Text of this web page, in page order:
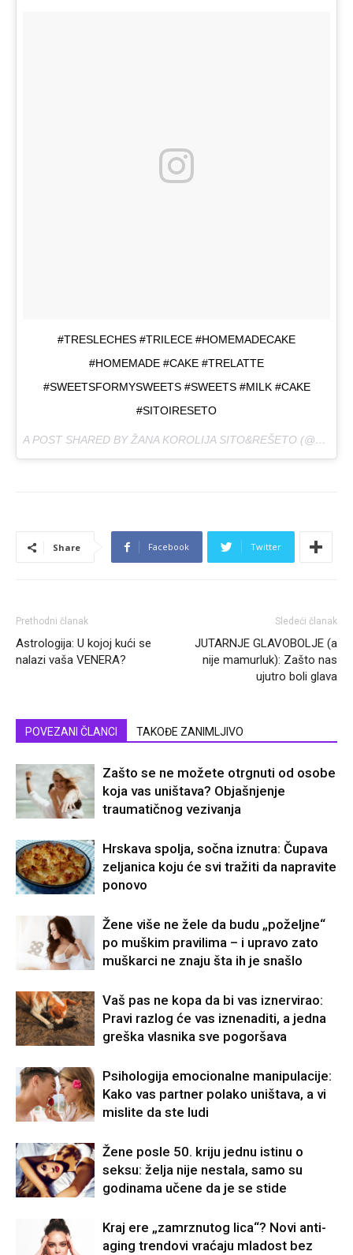
#TRESLECHES #TRILECE #HOMEMADECAKE
#HOMEMADE #CAKE #TRELATTE
#SWEETSFORMYSWEETS #SWEETS #MILK #CAKE
#SITOIRESETO
A POST SHARED BY ŽANA KOROLIJA SITO&REŠETO (@SITOIRESETO) ON
Share Facebook Twitter
Prethodni članak
Astrologija: U kojoj kući se
nalazi vaša VENERA?
Sledeći članak
JUTARNJE GLAVOBOLJE (a
nije mamurluk): Zašto nas
ujutro boli glava
POVEZANI ČLANCI TAKOĐE ZANIMLJIVO
Zašto se ne možete otrgnuti od osobe
koja vas uništava? Objašnjenje
traumatičnog vezivanja
Hrskava spolja, sočna iznutra: Čupava
zeljanica koju će svi tražiti da napravite
ponovo
Žene više ne žele da budu „poželjne“
po muškim pravilima – i upravo zato
muškarci ne znaju šta ih je snašlo
Vaš pas ne kopa da bi vas iznervirao:
Pravi razlog će vas iznenaditi, a jedna
greška vlasnika sve pogoršava
Psihologija emocionalne manipulacije:
Kako vas partner polako uništava, a vi
mislite da ste ludi
Žene posle 50. kriju jednu istinu o
seksu: želja nije nestala, samo su
godinama učene da je se stide
Kraj ere „zamrznutog lica“? Novi anti-
aging trendovi vraćaju mladost bez